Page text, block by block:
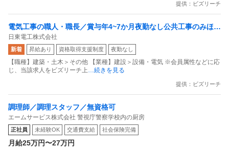
提供：ビズリーチ
電気工事の職人・職長／賞与年4~7か月夜勤なし公共工事のみほぼ
東京23区内のみ元請会社の職人
日東電工株式会社
新着 昇給あり 資格取得支援制度 夜勤なし
【職種】建築・土木＞その他 【業種】建設＞設備・電気 ※会員属性などに応
じ、当該求人をビズリーチ上…続きを見る
提供：ビズリーチ
調理師／調理スタッフ／無資格可
エームサービス株式会社 警視庁警察学校内の厨房
正社員 未経験OK 交通費支給 社会保険完備
月給25万円〜27万円